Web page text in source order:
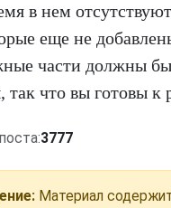
в нем
еще не
части должны
так что вы готовы к
3777
Материал